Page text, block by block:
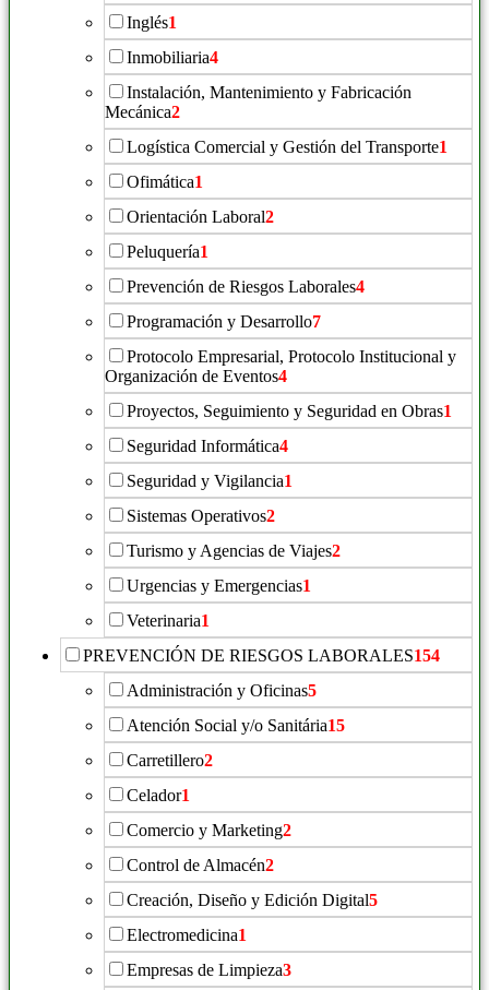
Inglés1
Inmobiliaria4
Instalación, Mantenimiento y Fabricación
Mecánica2
Logística Comercial y Gestión del Transporte1
Ofimática1
Orientación Laboral2
Peluquería1
Prevención de Riesgos Laborales4
Programación y Desarrollo7
Protocolo Empresarial, Protocolo Institucional y
Organización de Eventos4
Proyectos, Seguimiento y Seguridad en Obras1
Seguridad Informática4
Seguridad y Vigilancia1
Sistemas Operativos2
Turismo y Agencias de Viajes2
Urgencias y Emergencias1
Veterinaria1
PREVENCIÓN DE RIESGOS LABORALES154
Administración y Oficinas5
Atención Social y/o Sanitária15
Carretillero2
Celador1
Comercio y Marketing2
Control de Almacén2
Creación, Diseño y Edición Digital5
Electromedicina1
Empresas de Limpieza3